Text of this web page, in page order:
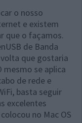
o nosso
e existem
que o façamos.
de Banda
que gostaria
se aplica
de rede e
basta seguir
excelentes
no Mac OS